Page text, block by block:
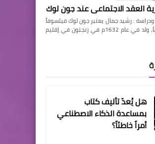
العقد الاجتماعي عند جون لوك
: رشيد جمال يعتبر جون لوك فيلسوفاً
تجريبياً ومفكّراً سياسياً، ولد في عام 1632م في زنجتون في إقليم
هل يُعدّ تأليف كتاب
بمساعدة الذكاء الاصطناعي
أمراً خاطئاً؟